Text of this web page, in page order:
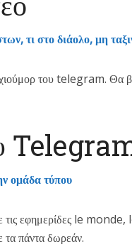
τι στο διάολο, μη
του telegram. Θα
ομάδα τύπου
τις εφημερίδες le
τα πάντα δωρεάν.